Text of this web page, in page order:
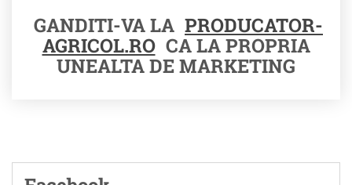
GANDITI-VA LA PRODUCATOR-
AGRICOL.RO CA LA PROPRIA
UNEALTA DE MARKETING